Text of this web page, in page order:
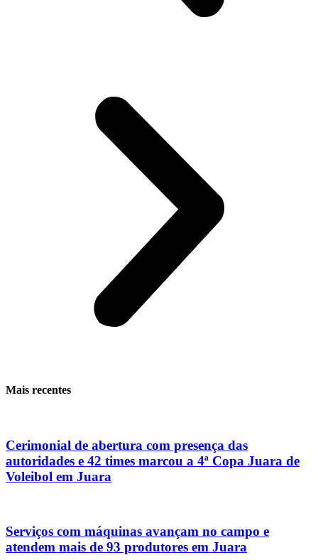
Mais recentes
Cerimonial de abertura com presença das
autoridades e 42 times marcou a 4ª Copa Juara de
Voleibol em Juara
Serviços com máquinas avançam no campo e
atendem mais de 93 produtores em Juara